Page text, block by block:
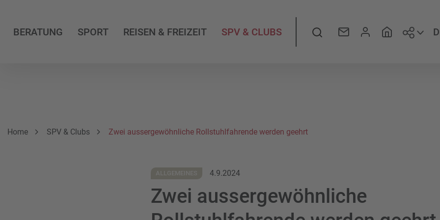
BERATUNG SPORT REISEN & FREIZEIT SPV & CLUBS Suche
Breadcrumbnavigation
Sie befinden sich hier:
Home SPV & Clubs Zwei aussergewöhnliche Rollstuhlfahrende werden geehrt
ALLGEMEINES 4.9.2024
Zwei aussergewöhnliche